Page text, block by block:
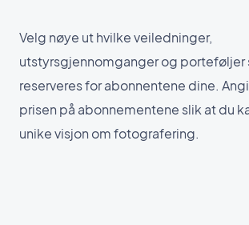
Velg nøye ut hvilke veiledninger,
utstyrsgjennomganger og porteføljer
reserveres for abonnentene dine.
prisen på abonnementene slik at du
unike visjon om fotografering.